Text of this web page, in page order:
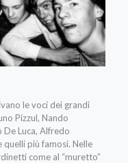
le voci dei grandi
Pizzul, Nando
Luca, Alfredo
quelli più famosi. Nelle
come al “muretto”